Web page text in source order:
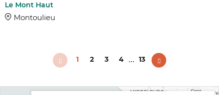
Le Mont Haut
Montoulieu
1 2 3 4 ... 13